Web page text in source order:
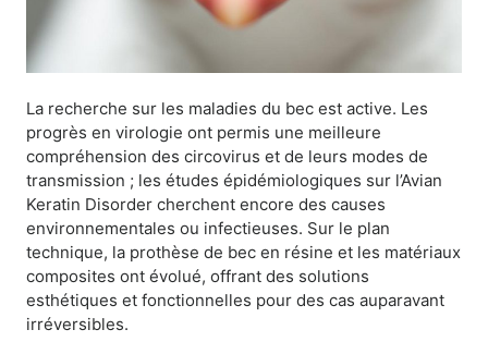
La recherche sur les maladies du bec est active. Les
progrès en virologie ont permis une meilleure
compréhension des circovirus et de leurs modes de
transmission ; les études épidémiologiques sur l’Avian
Keratin Disorder cherchent encore des causes
environnementales ou infectieuses. Sur le plan
technique, la prothèse de bec en résine et les matériaux
composites ont évolué, offrant des solutions
esthétiques et fonctionnelles pour des cas auparavant
irréversibles.